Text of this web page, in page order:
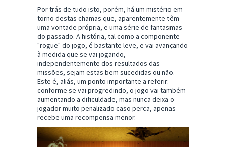
Por trás de tudo isto, porém, há um mistério em
torno destas chamas que, aparentemente têm
uma vontade própria, e uma série de fantasmas
do passado. A história, tal como a componente
"rogue" do jogo, é bastante leve, e vai avançando
à medida que se vai jogando,
independentemente dos resultados das
missões, sejam estas bem sucedidas ou não.
Este é, aliás, um ponto importante a referir:
conforme se vai progredindo, o jogo vai também
aumentando a dificuldade, mas nunca deixa o
jogador muito penalizado caso perca, apenas
recebe uma recompensa menor.